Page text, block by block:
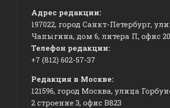
Адрес редакции:
197022, город Санкт-Петербург,
Чапыгина, дом 6, литера П, офис
Телефон редакции:
+7 (812) 602-57-37
Редакция в Москве:
121596, город Москва, улица
2 строение 3, офис ​В823